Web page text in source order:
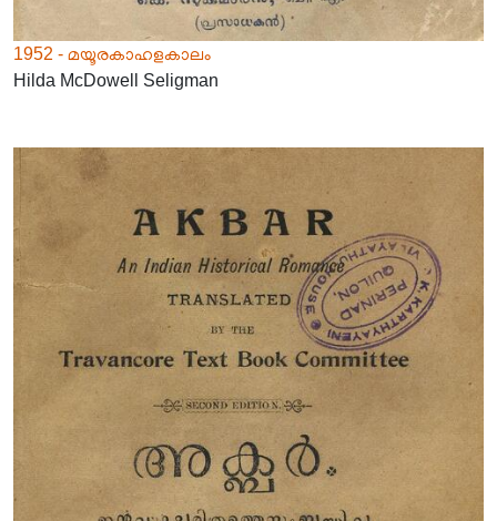
1952 - മയൂരകാഹളകാലം
Hilda McDowell Seligman